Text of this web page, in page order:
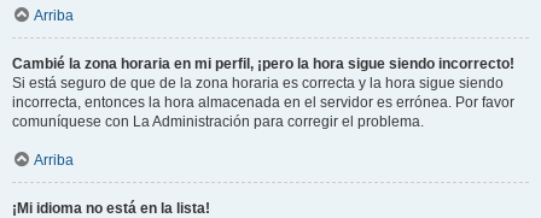
Arriba
Cambié la zona horaria en mi perfil, ¡pero la hora sigue siendo incorrecto!
Si está seguro de que de la zona horaria es correcta y la hora sigue siendo
incorrecta, entonces la hora almacenada en el servidor es errónea. Por favor
comuníquese con La Administración para corregir el problema.
Arriba
¡Mi idioma no está en la lista!